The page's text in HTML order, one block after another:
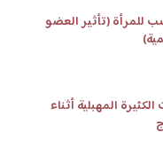
للمرأة (تأثير العضو
المهبلية أثناء